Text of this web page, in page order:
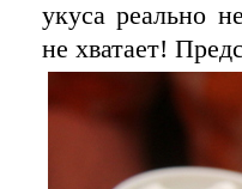
укуса реально
не хватает!